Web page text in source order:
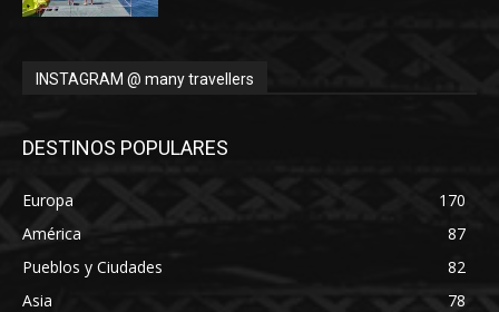
INSTAGRAM @ many travellers
DESTINOS POPULARES
Europa
170
América
87
Pueblos y Ciudades
82
Asia
78